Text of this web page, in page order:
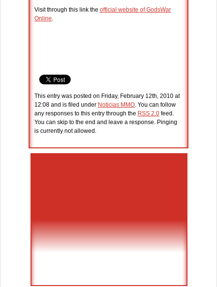
Visit through this link the official website of GodsWar
Online.
This entry was posted on Friday, February 12th, 2010 at
12:08 and is filed under Noticias MMO. You can follow
any responses to this entry through the RSS 2.0 feed.
You can skip to the end and leave a response. Pinging
is currently not allowed.